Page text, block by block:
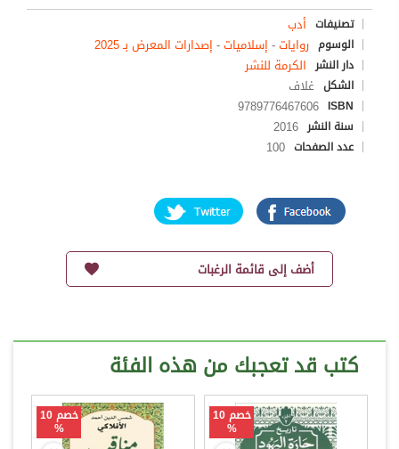
تصنيفات أدب
الوسوم روايات- إسلاميات- إصدارات المعرض بـ 2025
دار النشر الكرمة للنشر
الشكل غلاف
ISBN
9789776467606
سنة النشر 2016
عدد الصفحات 100
أضف إلى قائمة الرغبات
كتب قد تعجبك من هذه الفئة
خصم 10
%
خصم 10
%